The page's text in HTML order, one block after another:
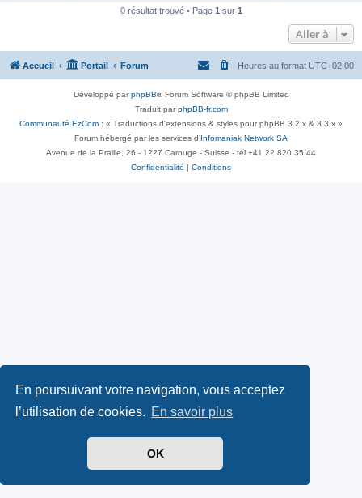
En poursuivant votre navigation, vous acceptez
l’utilisation de cookies. En savoir plus
OK
0 résultat trouvé • Page 1 sur 1
Aller à
Accueil Portail Forum Heures au format UTC+02:00
Développé parphpBB® Forum Software © phpBB Limited
Traduit parphpBB-fr.com
Communauté EzCom : « Traductions d'extensions & styles pour phpBB 3.2.x & 3.3.x »
Forum hébergé par les services d’Infomaniak Network SA
Avenue de la Praille, 26 - 1227 Carouge - Suisse - tél +41 22 820 35 44
Confidentialité | Conditions